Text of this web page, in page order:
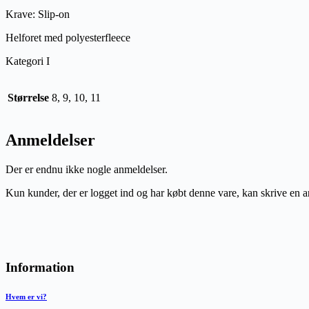
Krave: Slip-on
Helforet med polyesterfleece
Kategori I
Størrelse 8, 9, 10, 11
Anmeldelser
Der er endnu ikke nogle anmeldelser.
Kun kunder, der er logget ind og har købt denne vare, kan skrive en
Information
Hvem er vi?